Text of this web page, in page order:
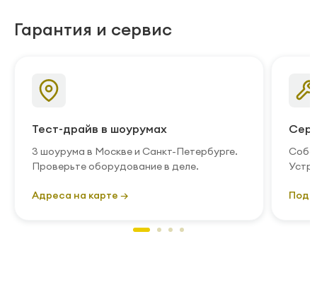
Гарантия и сервис
Тест-драйв в шоурумах
3 шоурума в Москве и Санкт-Петербурге.
Проверьте оборудование в деле.
Адреса на карте →